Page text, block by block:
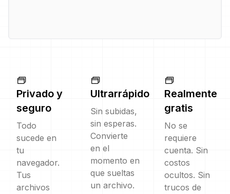
Privado y
seguro
Todo
sucede en
tu
navegador.
Tus
archivos
Ultrarrápido
Sin subidas,
sin esperas.
Convierte
en el
momento en
que sueltas
un archivo.
Realmente
gratis
No se
requiere
cuenta. Sin
costos
ocultos. Sin
trucos de